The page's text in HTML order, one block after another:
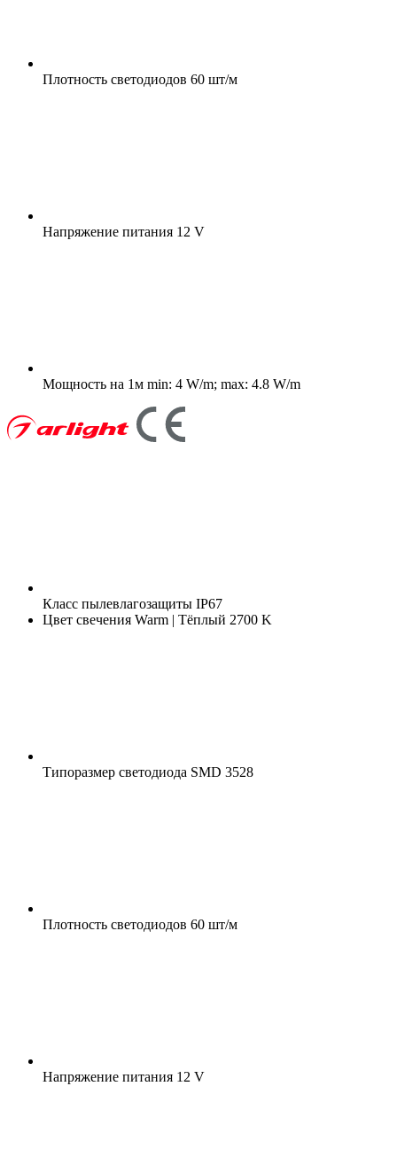
Плотность светодиодов 60 шт/м
Напряжение питания 12 V
Мощность на 1м min: 4 W/m; max: 4.8 W/m
Класс пылевлагозащиты IP67
Цвет свечения Warm | Тёплый 2700 K
Типоразмер светодиода SMD 3528
Плотность светодиодов 60 шт/м
Напряжение питания 12 V